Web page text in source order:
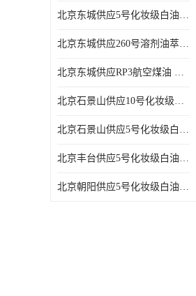
北京东城供应5号化妆级白油钻井液润滑剂
北京东城供应260号溶剂油萃取溶剂油金属萃取剂
北京东城供应RP3航空煤油 高含量国标工业级航空煤油燃料油 无色透明
北京石景山供应10号化妆级白油高精密机械润滑油
北京石景山供应5号化妆级白油缝纫机油 设备润滑油
北京丰台供应5号化妆级白油纤维与织物柔软光亮
北京朝阳供应5号化妆级白油纺织时的润滑剂